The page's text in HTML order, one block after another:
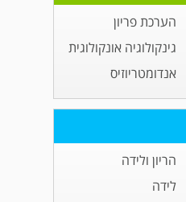
הערכת פריון
גינקולוגיה אונקולוגית
אנדומטריוזיס
הריון ולידה
לידה